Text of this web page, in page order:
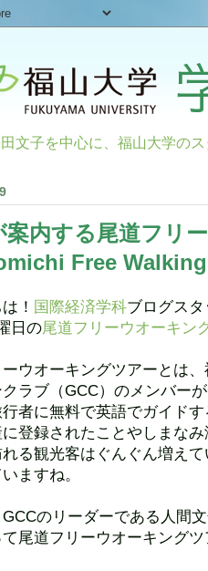
文子を中心に、福山大学の
案内する尾道フリ
Free
！ 国際経済学科ブログス
日の尾道フリーウオーキン
ウオーキングツアーとは
ラブ（GCC）のメンバー
者に無料で英語でガイド
に登録されたことやしまな
る観光客はぐんぐん増え
ますね。
のリーダーである人間
尾道フリーウオーキング